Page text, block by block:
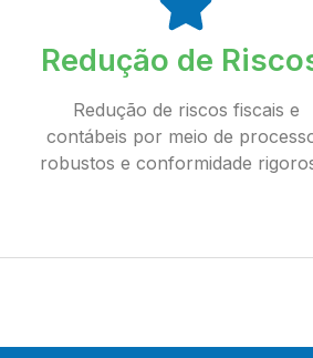
Redução de
Redução de riscos fiscais e
contábeis por meio de
robustos e conformidade